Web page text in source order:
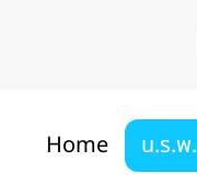
Home น.ร.พ.